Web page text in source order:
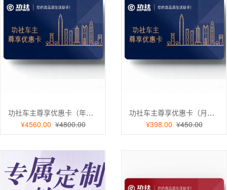
功社车主尊享优惠卡（年卡）
¥4560.00 ¥4800.00
功社车主尊享优惠卡（月卡）
¥398.00 ¥450.00